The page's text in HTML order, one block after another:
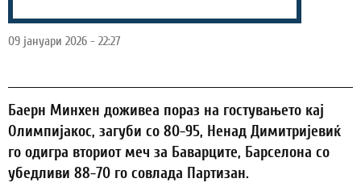
09 јануари 2026 - 22:27
Баерн Минхен доживеа пораз на гостувањето кај
Олимпијакос, загуби со 80-95, Ненад Димитријевиќ
го одигра вториот меч за Баварците, Барселона со
убедливи 88-70 го совлада Партизан.